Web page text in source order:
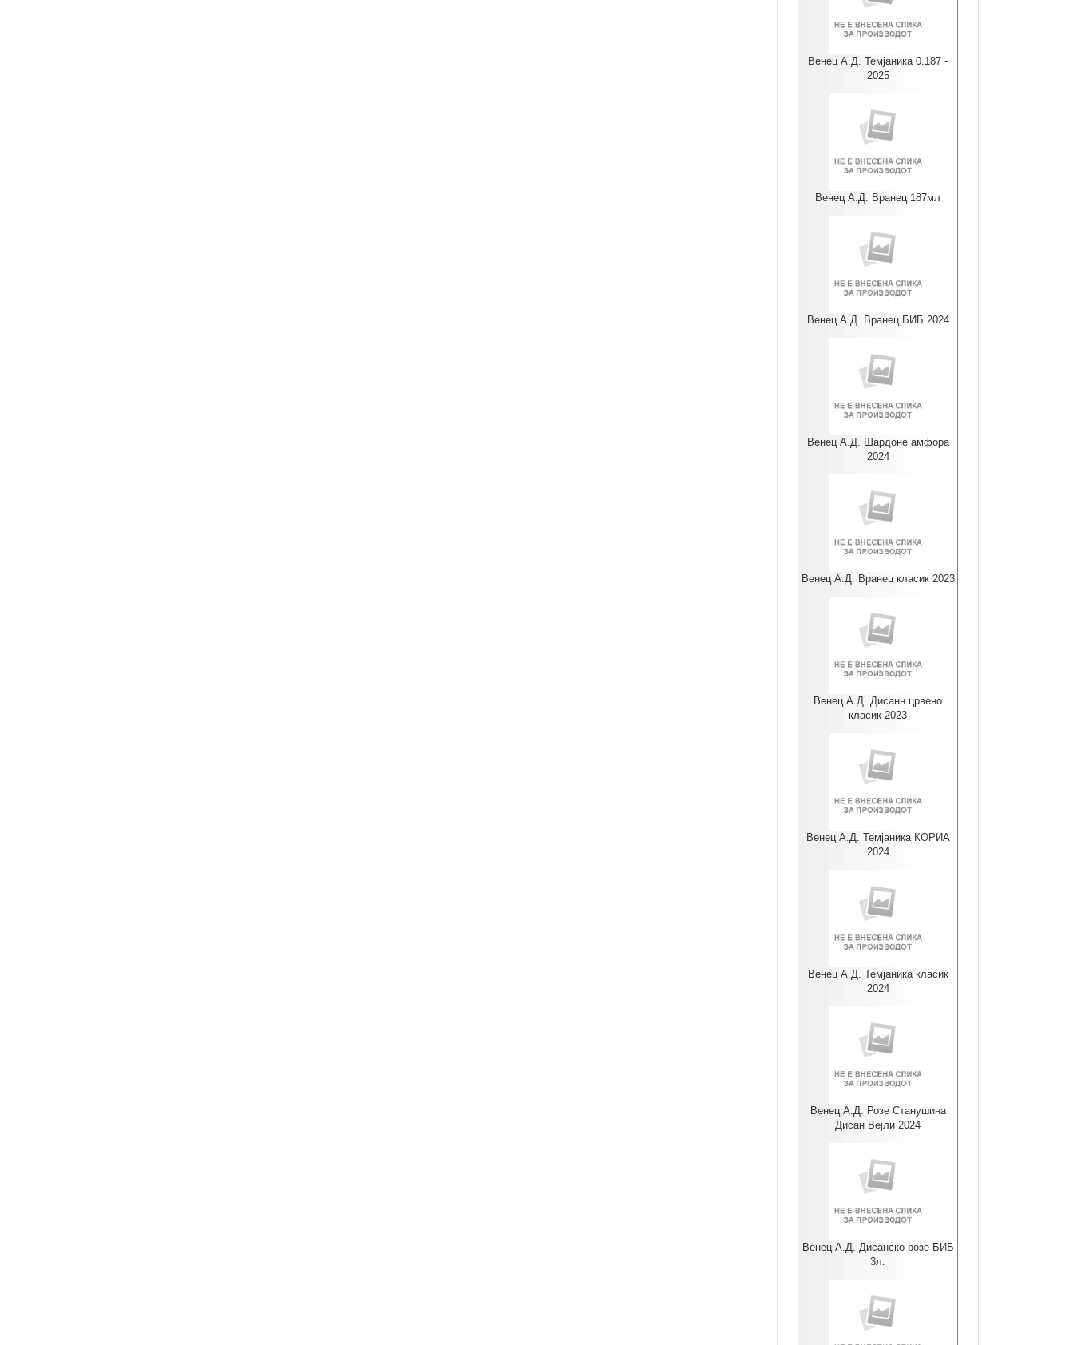
Венец А.Д. Темјаника 0.187 -
2025
Венец А.Д. Вранец 187мл
Венец А.Д. Вранец БИБ 2024
Венец А.Д. Шардоне амфора
2024
Венец А.Д. Вранец класик 2023
Венец А.Д. Дисанн црвено
класик 2023
Венец А.Д. Темјаника КОРИА
2024
Венец А.Д. Темјаника класик
2024
Венец А.Д. Розе Станушина
Дисан Вејли 2024
Венец А.Д. Дисанско розе БИБ
3л.